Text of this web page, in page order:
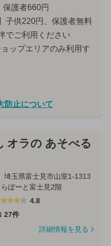
保護者660円
子供220円、保護者無料
でご利用ください
ップエリアのみ利用す
防止について
オラの あそべる
埼玉県富士見市山室1-1313
らぽーと富士見2階
4.8
27件
詳細情報を見る